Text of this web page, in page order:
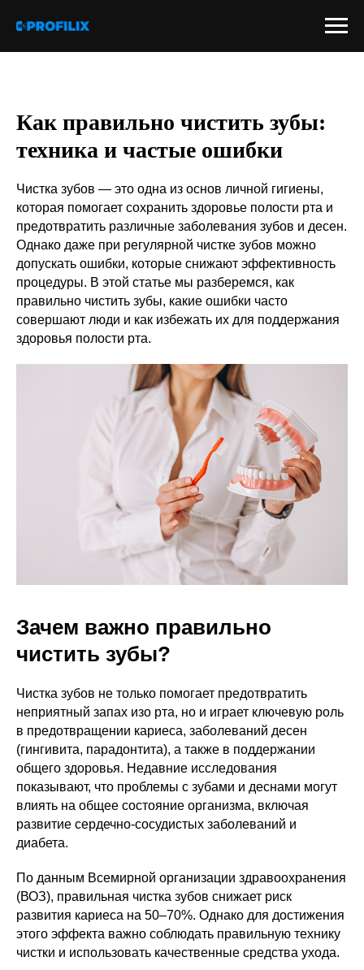
Как правильно чистить зубы:
техника и частые ошибки
Чистка зубов — это одна из основ личной гигиены,
которая помогает сохранить здоровье полости рта и
предотвратить различные заболевания зубов и десен.
Однако даже при регулярной чистке зубов можно
допускать ошибки, которые снижают эффективность
процедуры. В этой статье мы разберемся, как
правильно чистить зубы, какие ошибки часто
совершают люди и как избежать их для поддержания
здоровья полости рта.
Зачем важно правильно
чистить зубы?
Чистка зубов не только помогает предотвратить
неприятный запах изо рта, но и играет ключевую роль
в предотвращении кариеса, заболеваний десен
(гингивита, парадонтита), а также в поддержании
общего здоровья. Недавние исследования
показывают, что проблемы с зубами и деснами могут
влиять на общее состояние организма, включая
развитие сердечно-сосудистых заболеваний и
диабета.
По данным Всемирной организации здравоохранения
(ВОЗ), правильная чистка зубов снижает риск
развития кариеса на 50–70%. Однако для достижения
этого эффекта важно соблюдать правильную технику
чистки и использовать качественные средства ухода.